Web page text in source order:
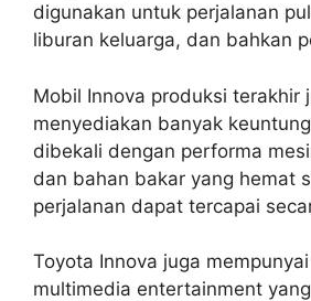
digunakan untuk perjalanan
liburan keluarga, dan bahkan
Mobil Innova produksi terakhir
menyediakan banyak
dibekali dengan performa
dan bahan bakar yang hemat
perjalanan dapat tercapai
Toyota Innova juga
multimedia entertainment